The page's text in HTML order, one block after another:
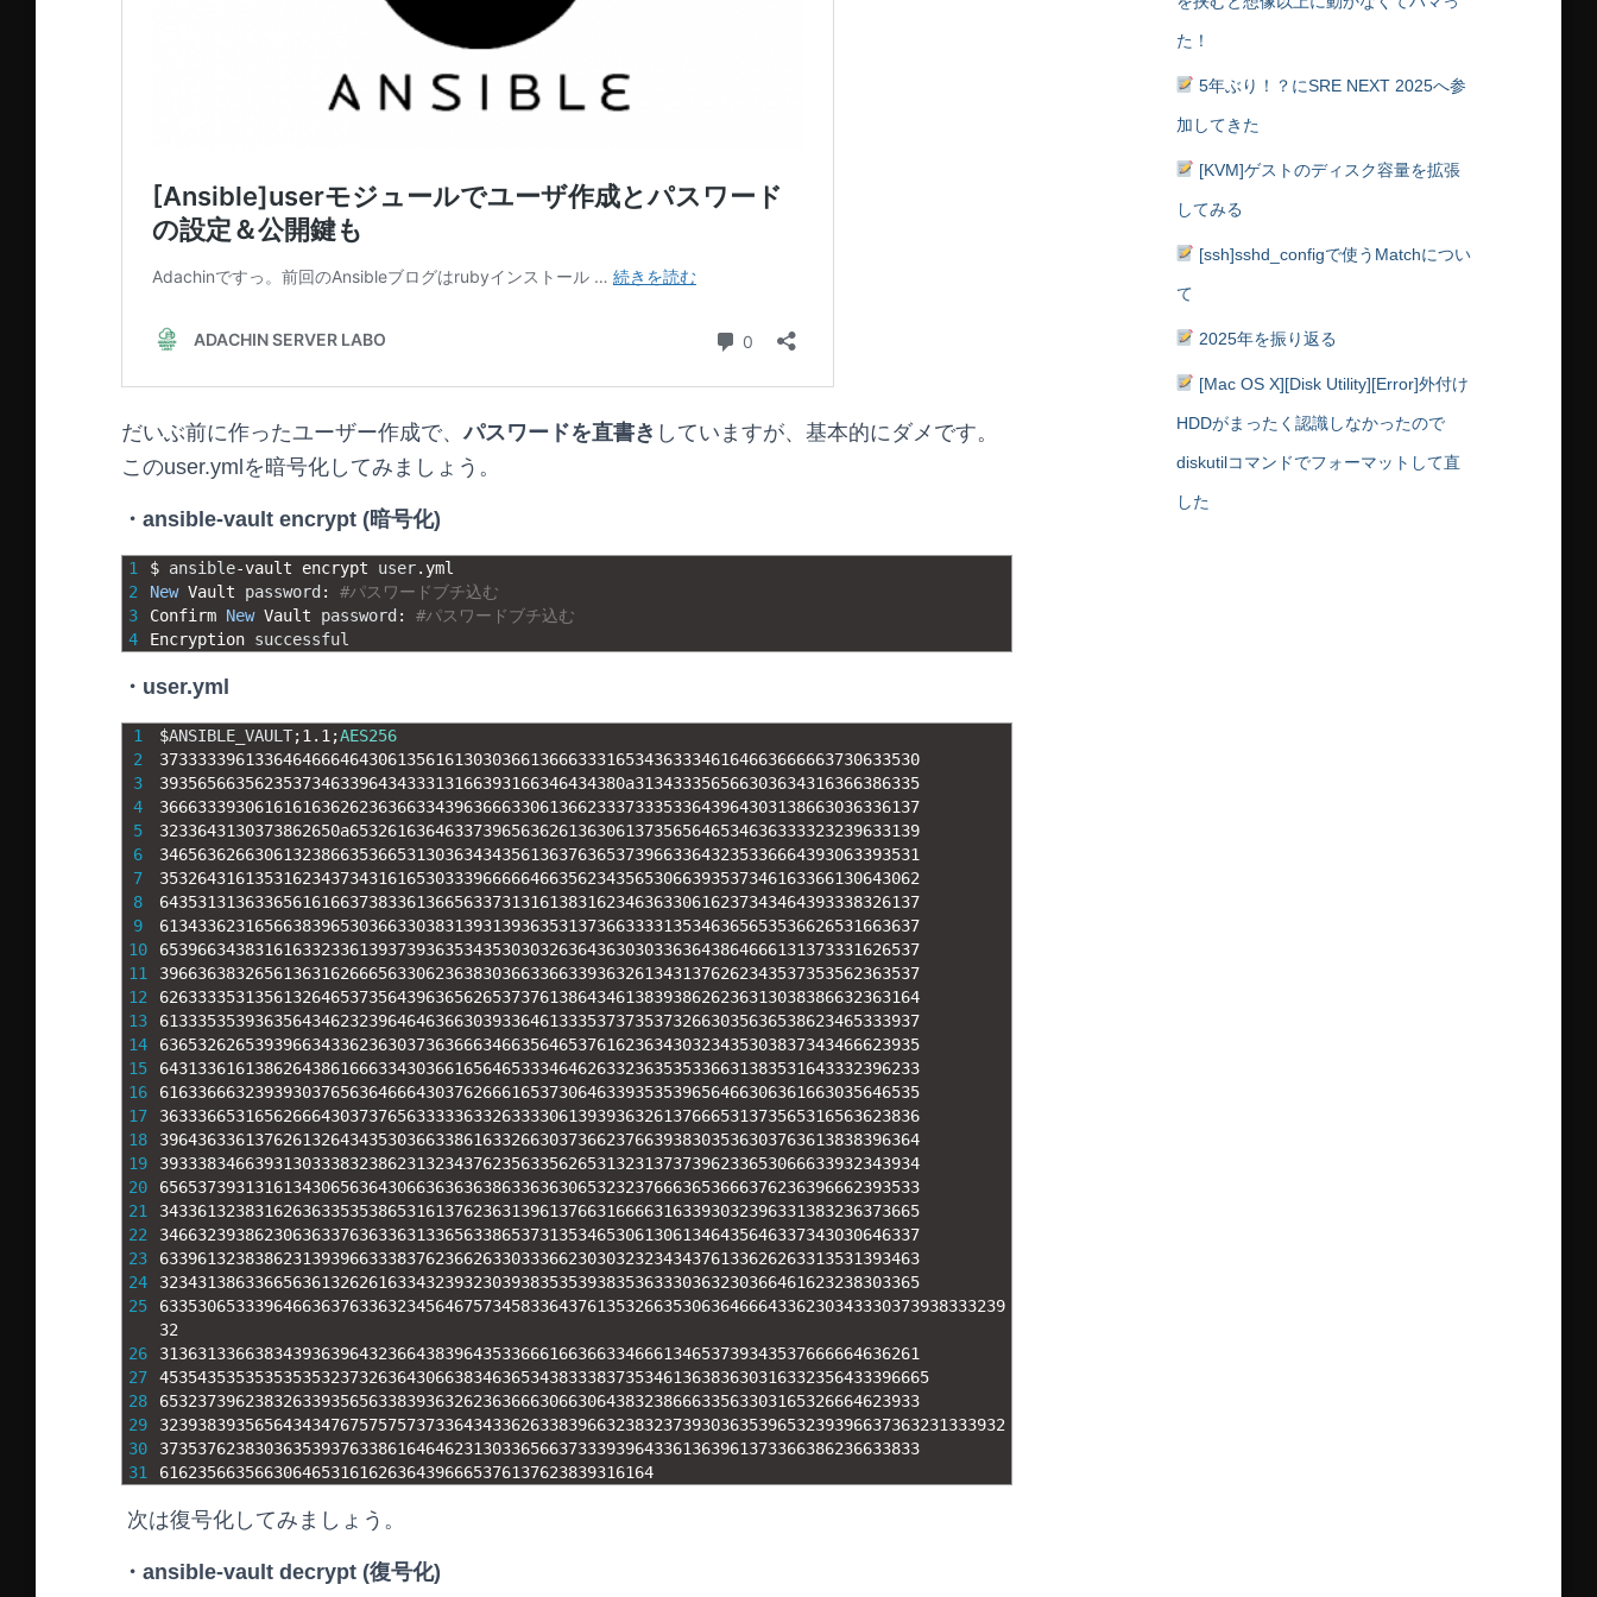
だいぶ前に作ったユーザー作成で、パスワードを直書き していますが、基本的にダメです。
このuser.ymlを暗号化してみましょう。
・ansible-vault encrypt (暗号化)
1
2
3
4
$ ansible-vault encrypt user. yml
New Vault password :
#パスワードブチ込む
Confirm New Vault password :
#パスワードブチ込む
Encryption successful
・user.yml
1
2
3
4
5
6
7
8
9
10
11
12
13
14
15
16
17
18
19
20
21
22
23
24
25
26
27
28
29
30
31
$ANSIBLE_VAULT;1.1 ;AES256
37333339613364646664643061356161303036613666333165343633346164663666663730633530
3935656635623537346339643433313166393166346434380a313433356566303634316366386335
36663339306161616362623636633439636663306136623337333533643964303138663036336137
3233643130373862650a653261636463373965636261363061373565646534636333323239633139
34656362663061323866353665313036343435613637636537396633643235336664393063393531
35326431613531623437343161653033396666646635623435653066393537346163366130643062
64353131363365616166373833613665633731316138316234636330616237343464393338326137
61343362316566383965303663303831393139363531373663333135346365653536626531663637
65396634383161633233613937393635343530303263643630303363643864666131373331626537
39663638326561363162666563306236383036633663393632613431376262343537353562363537
62633335313561326465373564396365626537376138643461383938626236313038386632363164
61333535393635643462323964646366303933646133353737353732663035636538623465333937
63653262653939663433623630373636663466356465376162363430323435303837343466623935
64313361613862643861666334303661656465333464626332363535336631383531643332396233
61633666323939303765636466643037626661653730646339353539656466306361663035646535
36333665316562666430373765633333633263333061393936326137666531373565316563623836
39643633613762613264343530366338616332663037366237663938303536303763613838396364
39333834663931303338323862313234376235633562653132313737396233653066633932343934
65653739313161343065636430663636363863363630653232376663653666376236396662393533
34336132383162636335353865316137623631396137663166663163393032396331383236373665
34663239386230636337636336313365633865373135346530613061346435646337343030646337
63396132383862313939663338376236626330333662303032323434376133626263313531393463
32343138633665636132626163343239323039383535393835363330363230366461623238303365
63353065333964663637633632345646757345833643761353266353063646664336230343330373938333239
32
31363133663834393639643236643839643533666166366334666134653739343537666664636261
453543535353535353237326364306638346365343833383735346136383630316332356433396665
65323739623832633935656338393632623636663066306438323866633563303165326664623933
32393839356564343476757575737336434336263383966323832373930363539653239396637363231333932
37353762383036353937633861646462313033656637333939643361363961373366386236633833
6162356635663064653161626364396665376137623839316164
次は復号化してみましょう。
・ansible-vault decrypt (復号化)
た！
5年ぶり！？にSRE NEXT 2025へ参
加してきた
[KVM]ゲストのディスク容量を拡張
してみる
[ssh]sshd_configで使うMatchについ
て
2025年を振り返る
[Mac OS X][Disk Utility][Error]外付け
HDDがまったく認識しなかったので
diskutilコマンドでフォーマットして直
した